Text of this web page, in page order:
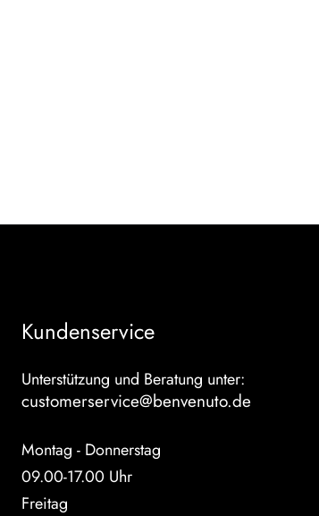
Kundenservice
Unterstützung und Beratung unter:
customerservice@benvenuto.de
Montag - Donnerstag
09.00-17.00 Uhr
Freitag